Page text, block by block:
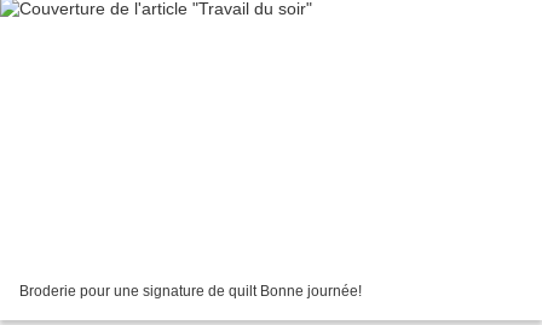
Broderie pour une signature de quilt Bonne journée!